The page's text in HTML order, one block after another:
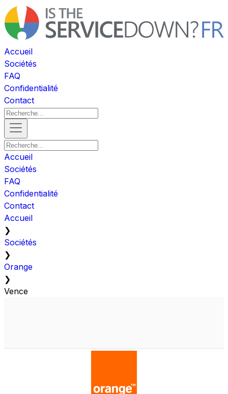
Accueil
Sociétés
FAQ
Confidentialité
Contact
Accueil
Sociétés
FAQ
Confidentialité
Contact
Accueil
❯
Sociétés
❯
Orange
❯
Vence